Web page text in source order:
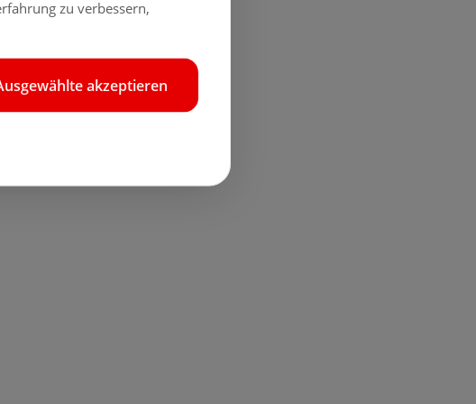
zu verbessern,
akzeptieren